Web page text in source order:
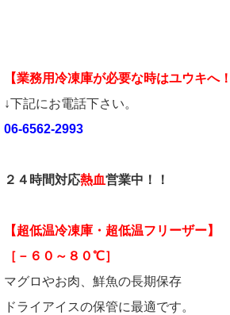
【業務用冷凍庫が必要な時はユウキへ！
↓下記にお電話下さい。
06-6562-2993
２４時間対応熱血営業中！！
【超低温冷凍庫・超低温フリーザー】
［－６０～８０℃］
マグロやお肉、鮮魚の長期保存
ドライアイスの保管に最適です。